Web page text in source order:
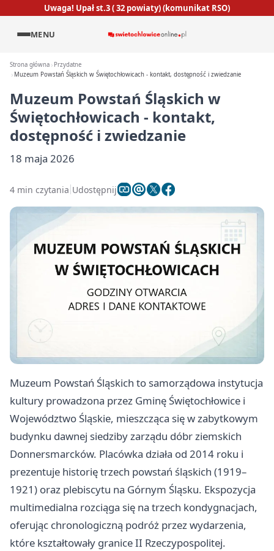
Uwaga! Upał st.3 ( 32 powiaty) (komunikat RSO)
MENU
Strona główna
Przydatne
Muzeum Powstań Śląskich w Świętochłowicach - kontakt, dostępność i zwiedzanie
Muzeum Powstań Śląskich w
Świętochłowicach - kontakt,
dostępność i zwiedzanie
18 maja 2026
4 min czytania Udostępnij
Muzeum Powstań Śląskich to samorządowa instytucja
kultury prowadzona przez Gminę Świętochłowice i
Województwo Śląskie, mieszcząca się w zabytkowym
budynku dawnej siedziby zarządu dóbr ziemskich
Donnersmarcków. Placówka działa od 2014 roku i
prezentuje historię trzech powstań śląskich (1919–
1921) oraz plebiscytu na Górnym Śląsku. Ekspozycja
multimedialna rozciąga się na trzech kondygnacjach,
oferując chronologiczną podróż przez wydarzenia,
które kształtowały granice II Rzeczypospolitej.